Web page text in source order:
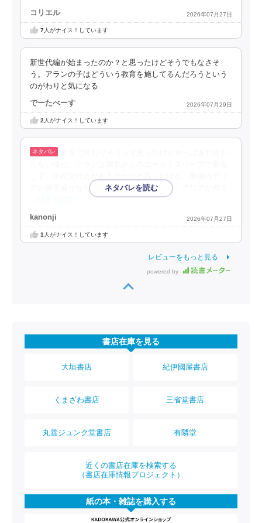
コリエル 2026年07月27日
7人がナイス！しています
新世代編が始まったのか？と思ったけどそうでもなさそ
う。アランの子はどういう教育を施してるんだろうという
のがわりと気になる
でーたべーす 2026年07月29日
2人がナイス！しています
アの発言通りなら、アランが主役のままか。アリアが何で
kanonji 2026年07月27日
1 人がナイス！しています
レビューをもっと見る
powered by
書店在庫を見る
大垣書店 紀伊國屋書店
くまざわ書店 三省堂書店
丸善ジュンク堂書店 有隣堂
近くの書店在庫を検索する
（書店在庫情報プロジェクト）
紙の本・雑誌を購入する